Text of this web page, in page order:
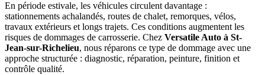
En période estivale, les véhicules circulent davantage :
stationnements achalandés, routes de chalet, remorques, vélos,
travaux extérieurs et longs trajets. Ces conditions augmentent les
risques de dommages de carrosserie. Chez Versatile Auto à St-
Jean-sur-Richelieu, nous réparons ce type de dommage avec une
approche structurée : diagnostic, réparation, peinture, finition et
contrôle qualité.